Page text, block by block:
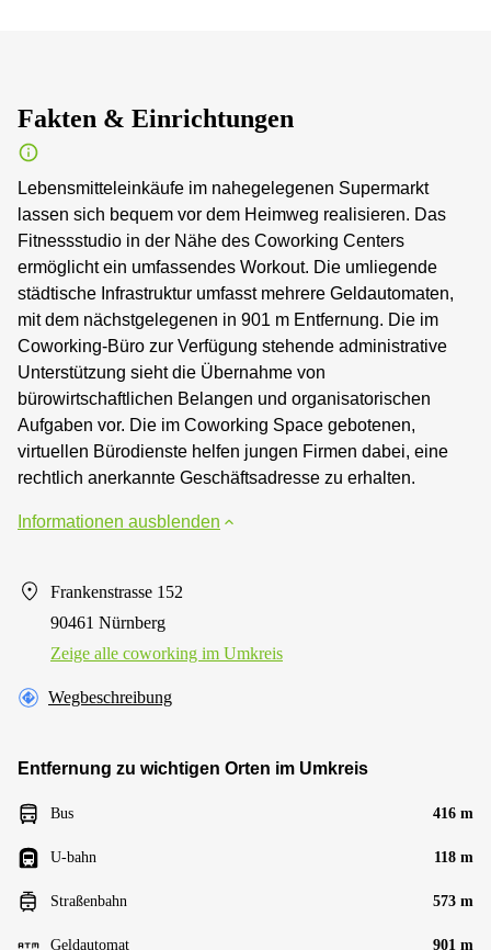
Fakten & Einrichtungen
Lebensmitteleinkäufe im nahegelegenen Supermarkt
lassen sich bequem vor dem Heimweg realisieren. Das
Fitnessstudio in der Nähe des Coworking Centers
ermöglicht ein umfassendes Workout. Die umliegende
städtische Infrastruktur umfasst mehrere Geldautomaten,
mit dem nächstgelegenen in 901 m Entfernung. Die im
Coworking-Büro zur Verfügung stehende administrative
Unterstützung sieht die Übernahme von
bürowirtschaftlichen Belangen und organisatorischen
Aufgaben vor. Die im Coworking Space gebotenen,
virtuellen Bürodienste helfen jungen Firmen dabei, eine
rechtlich anerkannte Geschäftsadresse zu erhalten.
Informationen ausblenden
Frankenstrasse 152
90461 Nürnberg
Zeige alle сoworking im Umkreis
Wegbeschreibung
Entfernung zu wichtigen Orten im Umkreis
Bus 416 m
U-bahn 118 m
Straßenbahn 573 m
Geldautomat 901 m